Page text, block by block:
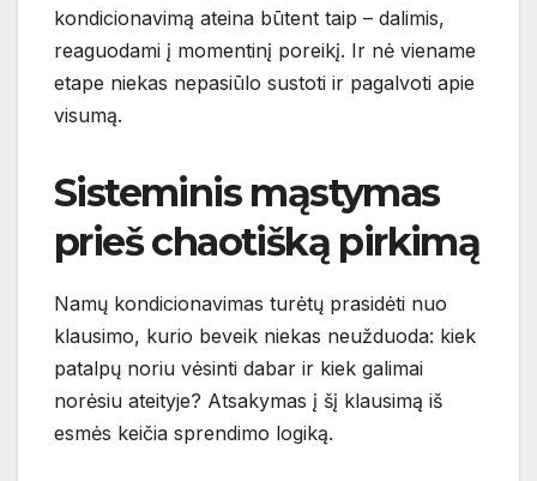
kondicionavimą ateina būtent taip – dalimis,
reaguodami į momentinį poreikį. Ir nė viename
etape niekas nepasiūlo sustoti ir pagalvoti apie
visumą.
Sisteminis mąstymas
prieš chaotišką pirkimą
Namų kondicionavimas turėtų prasidėti nuo
klausimo, kurio beveik niekas neužduoda: kiek
patalpų noriu vėsinti dabar ir kiek galimai
norėsiu ateityje? Atsakymas į šį klausimą iš
esmės keičia sprendimo logiką.